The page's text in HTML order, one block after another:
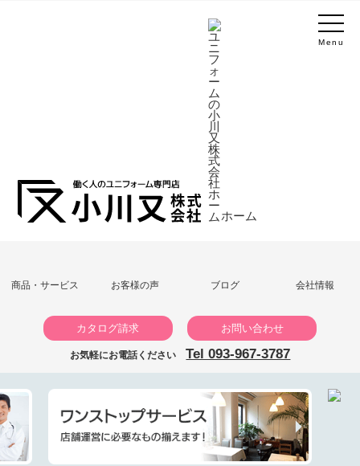
Menu
ホーム
商品・サービス お客様の声 ブログ 会社情報
カタログ請求 お問い合わせ
お気軽にお電話ください Tel 093-967-3787